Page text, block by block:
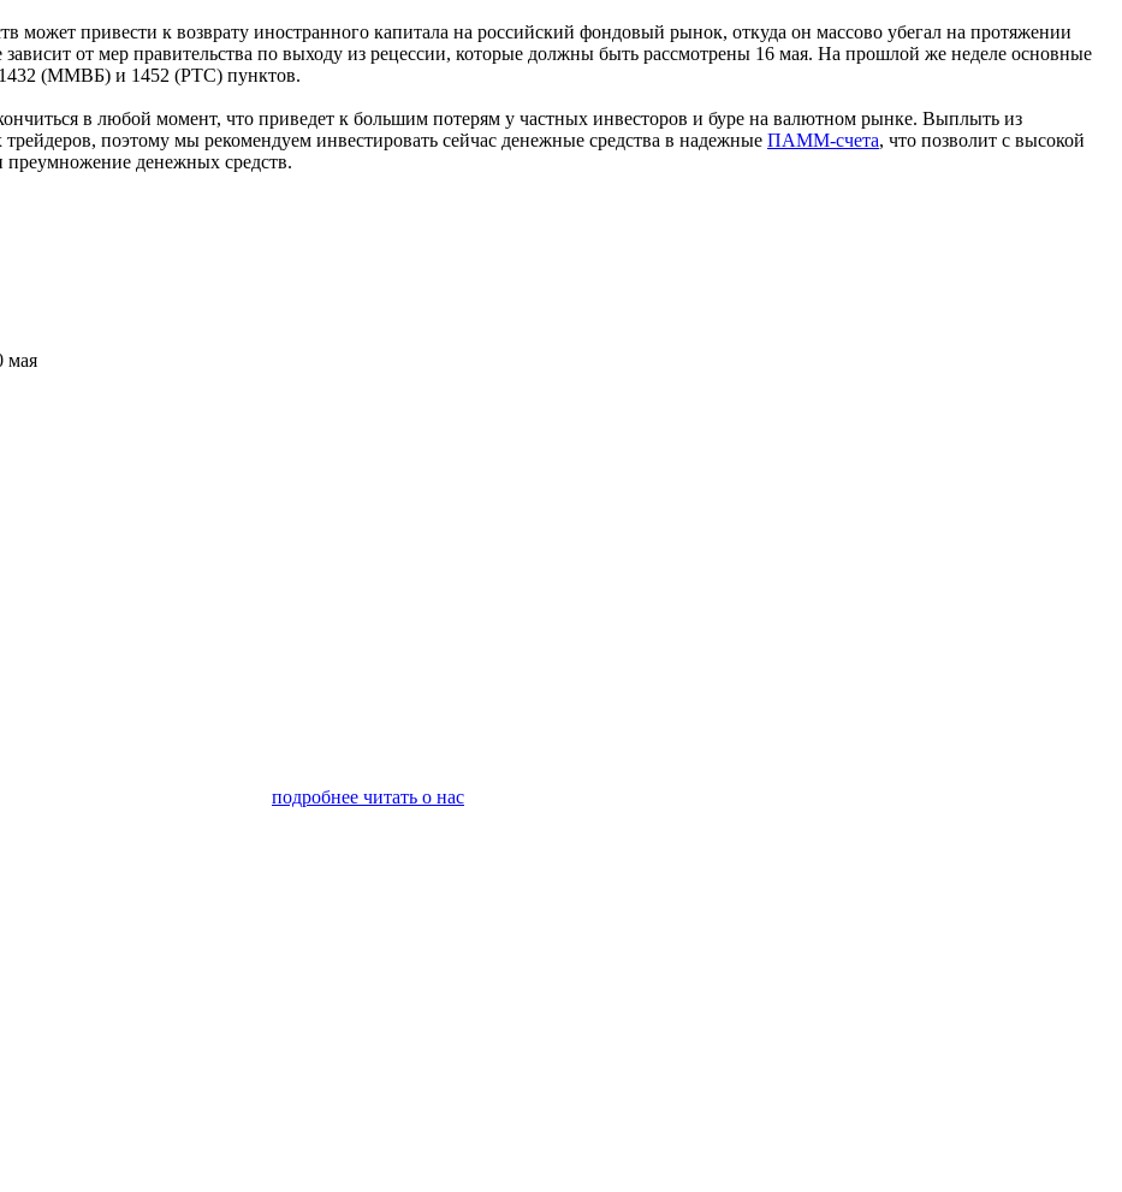
может привести к возврату иностранного капитала на российский фондовый рынок, откуда он массово убегал на протяжении
от мер правительства по выходу из рецессии, которые должны быть рассмотрены 16 мая. На прошлой же неделе основные
1432 (ММВБ) и 1452 (РТС) пунктов.
в любой момент, что приведет к большим потерям у частных инвесторов и буре на валютном рынке. Выплыть из
поэтому мы рекомендуем инвестировать сейчас денежные средства в надежные ПАММ-счета, что позволит с высокой
преумножение денежных средств.
мая
подробнее читать о нас